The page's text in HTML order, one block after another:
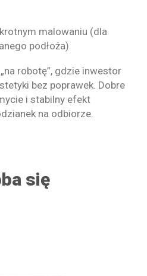
malowaniu (dla
podłoża)
robotę”, gdzie inwestor
bez poprawek. Dobre
i stabilny efekt
na odbiorze.
się